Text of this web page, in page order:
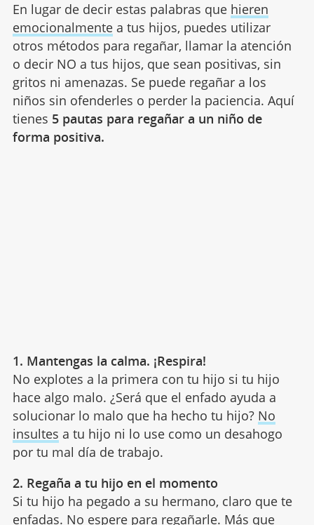
En lugar de decir estas palabras que hieren
emocionalmentea tus hijos, puedes utilizar
otros métodos para regañar, llamar la atención
o decir NO a tus hijos, que sean positivas, sin
gritos ni amenazas. Se puede regañar a los
niños sin ofenderles o perder la paciencia. Aquí
tienes 5 pautas para regañar a un niño de
forma positiva.
1. Mantengas la calma. ¡Respira!
No explotes a la primera con tu hijo si tu hijo
hace algo malo. ¿Será que el enfado ayuda a
solucionar lo malo que ha hecho tu hijo? No
insultes a tu hijo ni lo use como un desahogo
por tu mal día de trabajo.
2. Regaña a tu hijo en el momento
Si tu hijo ha pegado a su hermano, claro que te
enfadas. No espere para regañarle. Más que